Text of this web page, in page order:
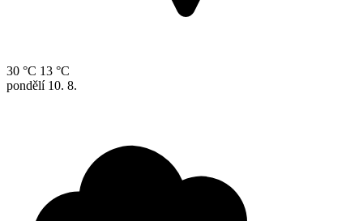
30 °C 13 °C
pondělí 10. 8.